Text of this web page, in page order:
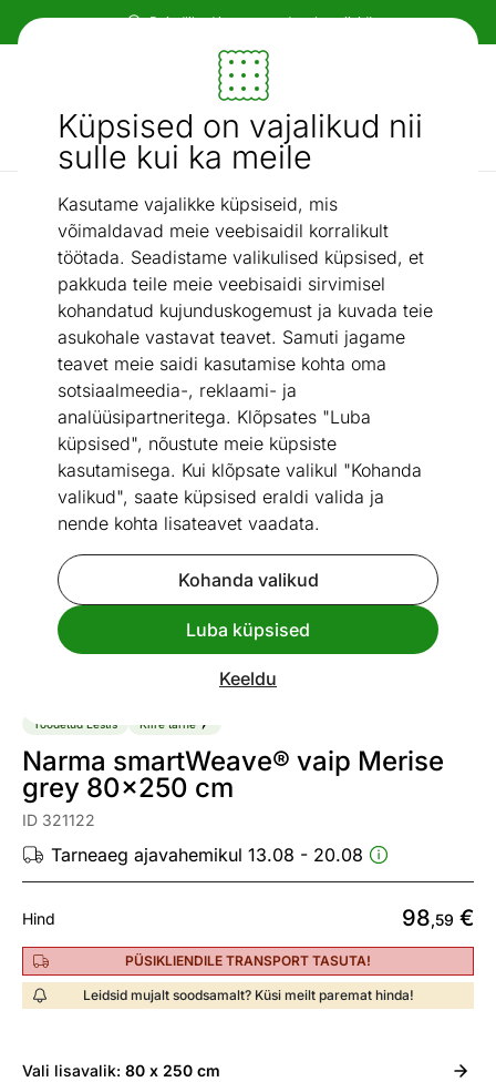
Küpsised on vajalikud nii
sulle kui ka meile
Kasutame vajalikke küpsiseid, mis
võimaldavad meie veebisaidil korralikult
töötada. Seadistame valikulised küpsised, et
pakkuda teile meie veebisaidi sirvimisel
kohandatud kujunduskogemust ja kuvada teie
asukohale vastavat teavet. Samuti jagame
teavet meie saidi kasutamise kohta oma
sotsiaalmeedia-, reklaami- ja
analüüsipartneritega. Klõpsates "Luba
küpsised", nõustute meie küpsiste
kasutamisega. Kui klõpsate valikul "Kohanda
valikud", saate küpsised eraldi valida ja
nende kohta lisateavet vaadata.
Kohanda valikud
Luba küpsised
Keeldu
Paindlikud ja mugavad makseviisid!
Mööbel ja sisustus - ON24
Otsi...
AI otsing
Narma puuvillased vaibad
/ Narma smartWeave® vaip Merise grey 80x250 cm
Go to slide 8
Go to slide 9
Vaata sarnaseid
Toodetud Eestis Kiire tarne
Narma smartWeave® vaip Merise
grey 80x250 cm
ID 321122
Tarneaeg ajavahemikul 13.08 - 20.08
Hind 98,59 €
PÜSIKLIENDILE TRANSPORT TASUTA!
Leidsid mujalt soodsamalt? Küsi meilt paremat hinda!
Vali lisavalik: 80 x 250 cm